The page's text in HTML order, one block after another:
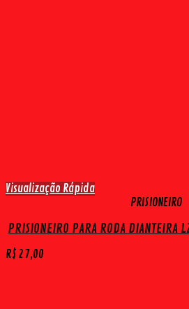
Visualização Rápida
PRISIONEIRO
PRISIONEIRO PARA RODA DIANTEIRA
R$ 27,00